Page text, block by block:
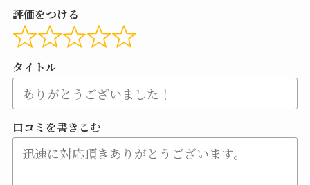
評価をつける
タイトル
口コミを書きこむ